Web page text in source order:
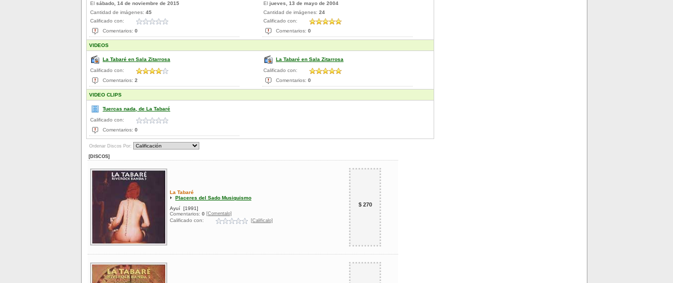
El sábado, 14 de noviembre de 2015
Cantidad de imágenes: 45
Calificado con:
Comentarios: 0
El jueves, 13 de mayo de 2004
Cantidad de imágenes: 24
Calificado con:
Comentarios: 0
VIDEOS
La Tabaré en Sala Zitarrosa
Calificado con:
Comentarios: 2
La Tabaré en Sala Zitarrosa
Calificado con:
Comentarios: 0
VIDEO CLIPS
Tuercas nada, de La Tabaré
Calificado con:
Comentarios: 0
Ordenar Discos Por:
[DISCOS]
La Tabaré
Placeres del Sado Musiquismo
Ayuí [1991]
Comentarios: 0 [Comentalo]
Calificado con: [Calificalo]
$ 270